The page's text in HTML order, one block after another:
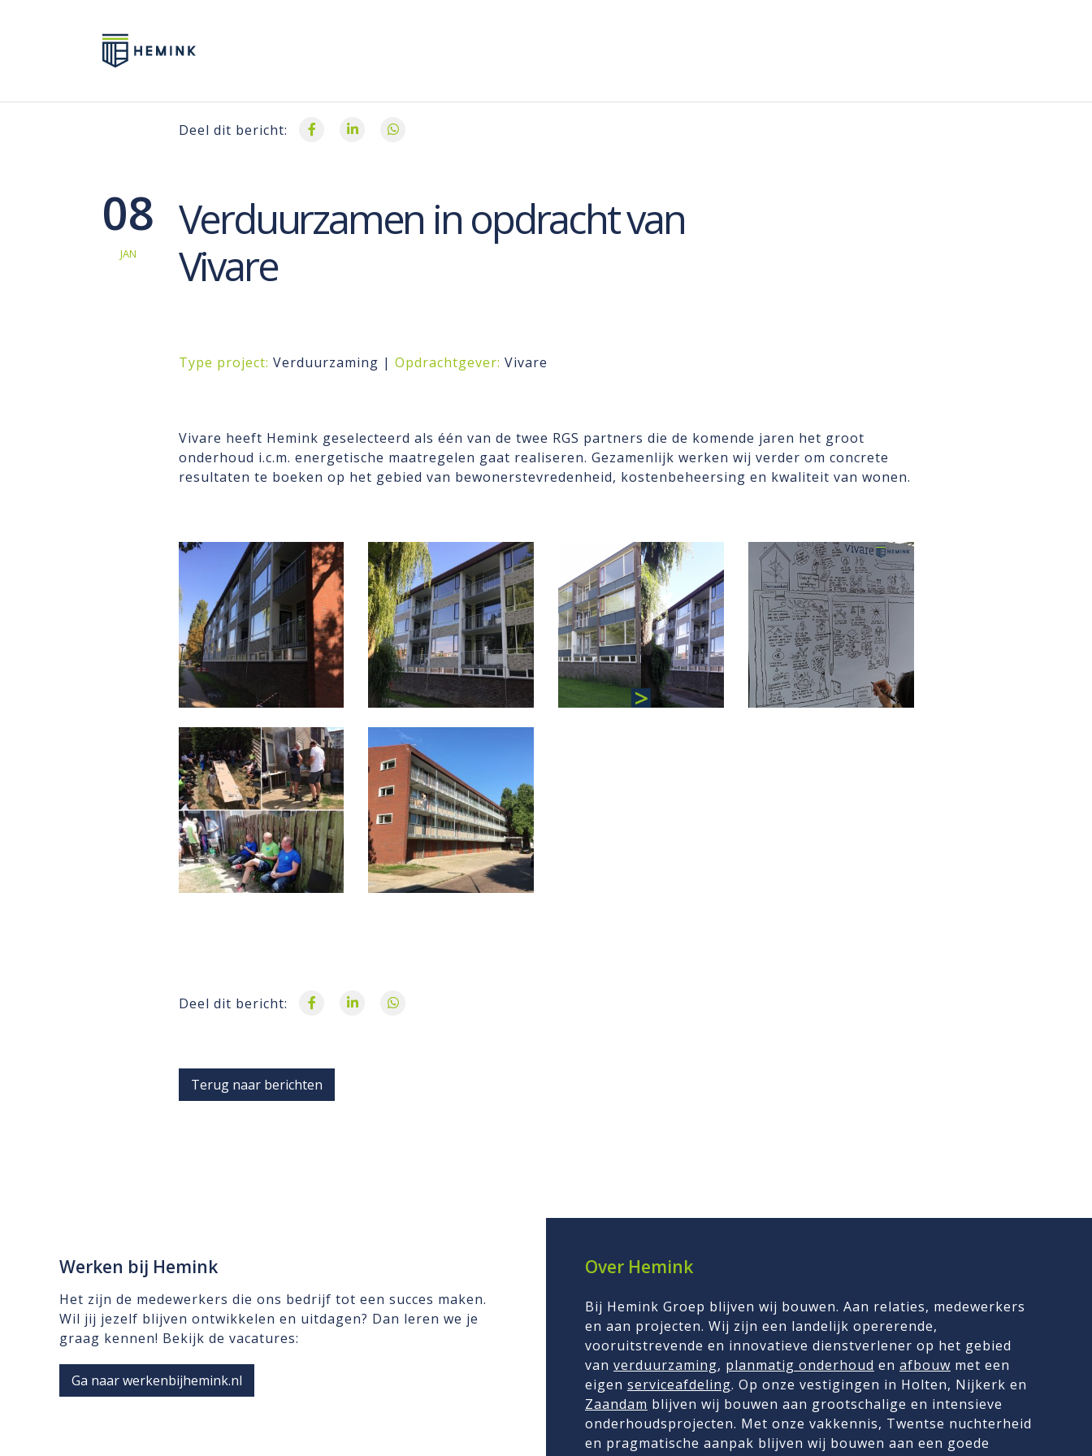
Deel dit bericht:
08
JAN
Verduurzamen in opdracht van
Vivare
Type project: Verduurzaming | Opdrachtgever: Vivare
Vivare heeft Hemink geselecteerd als één van de twee RGS partners die de komende jaren het groot
onderhoud i.c.m. energetische maatregelen gaat realiseren. Gezamenlijk werken wij verder om concrete
resultaten te boeken op het gebied van bewonerstevredenheid, kostenbeheersing en kwaliteit van wonen.
Deel dit bericht:
Terug naar berichten
Werken bij Hemink
Het zijn de medewerkers die ons bedrijf tot een succes maken.
Wil jij jezelf blijven ontwikkelen en uitdagen? Dan leren we je
graag kennen! Bekijk de vacatures:
Ga naar werkenbijhemink.nl
Over Hemink
Bij Hemink Groep blijven wij bouwen. Aan relaties, medewerkers
en aan projecten. Wij zijn een landelijk opererende,
vooruitstrevende en innovatieve dienstverlener op het gebied
van verduurzaming, planmatig onderhoud en afbouw met een
eigen serviceafdeling. Op onze vestigingen in Holten, Nijkerk en
Zaandam blijven wij bouwen aan grootschalige en intensieve
onderhoudsprojecten. Met onze vakkennis, Twentse nuchterheid
en pragmatische aanpak blijven wij bouwen aan een goede